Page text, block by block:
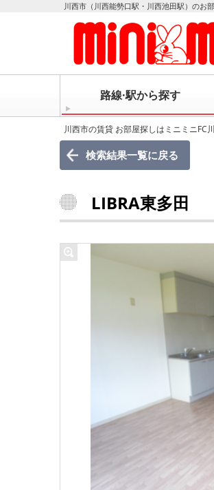
川西市（川西能勢口駅・川西池田駅）のお
路線·駅から探す
川西市の賃貸 お部屋探しはミニミニFC
検索結果一覧に戻る
LIBRA東多田